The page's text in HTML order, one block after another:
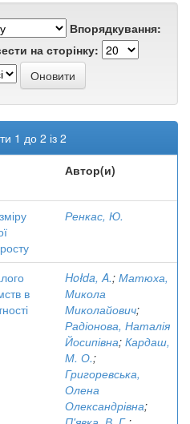
Впорядкування:
на сторінку:
1 до 2 із 2
Автор(и)
Ренкас, Ю.
в
Hołda, A.; Матюха,
Микола
Миколайович;
Радіонова, Наталія
Йосипівна; Кардаш,
М. О.;
Григоревська,
Олена
Олександрівна;